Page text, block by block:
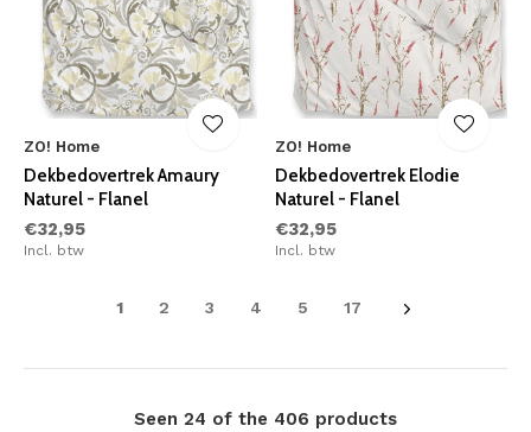
ZO! Home
Dekbedovertrek Amaury
Naturel - Flanel
€32,95
Incl. btw
ZO! Home
Dekbedovertrek Elodie
Naturel - Flanel
€32,95
Incl. btw
1 2 3 4 5 17
Seen 24 of the 406 products